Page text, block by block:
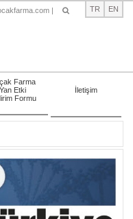
| TR EN
Farma
Yan Etki
Formu
İletişim